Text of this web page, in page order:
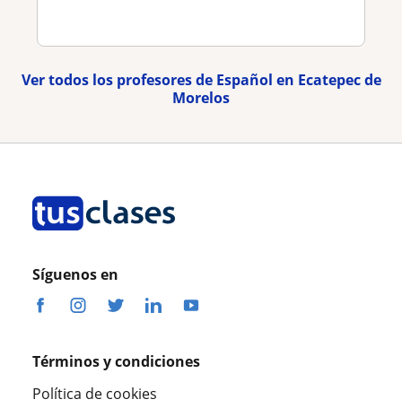
Ver todos los profesores de Español en Ecatepec de
Morelos
Síguenos en
Términos y condiciones
Política de cookies